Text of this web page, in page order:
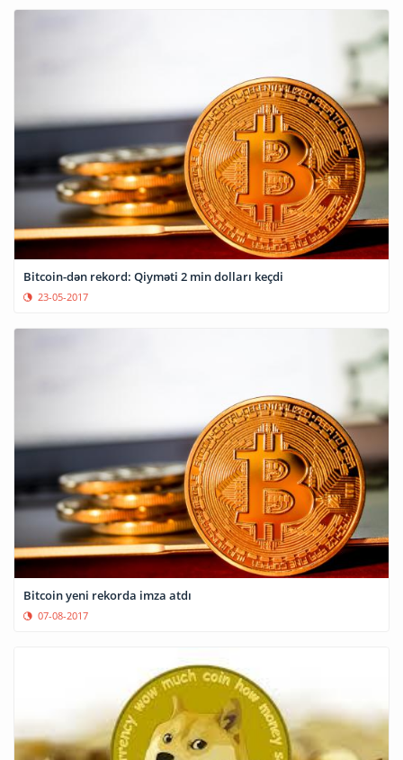
Bitcoin-dən rekord: Qiyməti 2 min dolları keçdi
23-05-2017
Bitcoin yeni rekorda imza atdı
07-08-2017